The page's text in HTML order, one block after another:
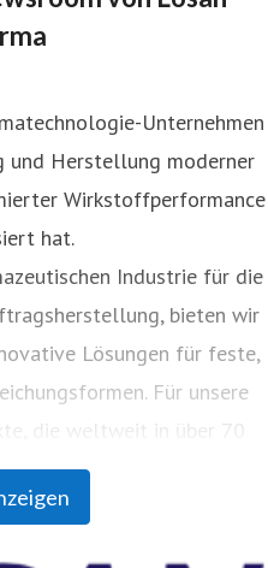
Unternehmen
und Herstellung moderner
Wirkstoffperformance
hat.
Industrie für die
bieten wir
Lösungen für feste,
Für unsere
die weltweit in über 70
unserer Auftragsanalytik
jeder Größe bei